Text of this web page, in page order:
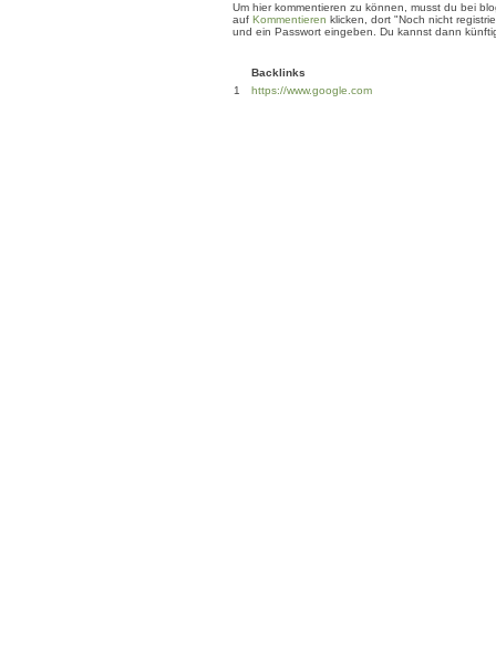
Um hier kommentieren zu können, musst du bei
auf Kommentieren klicken, dort "Noch nicht
und ein Passwort eingeben. Du kannst dann
Backlinks
1
https://www.google.com